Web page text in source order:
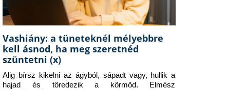
Vashiány: a tüneteknél mélyebbre
kell ásnod, ha meg szeretnéd
szüntetni (x)
Alig bírsz kikelni az ágyból, sápadt vagy, hullik a
hajad és töredezik a körmöd. Elmész